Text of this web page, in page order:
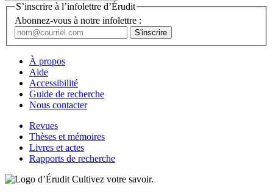
S’inscrire à l’infolettre d’Érudit
Abonnez-vous à notre infolettre :
À propos
Aide
Accessibilité
Guide de recherche
Nous contacter
Revues
Thèses et mémoires
Livres et actes
Rapports de recherche
Cultivez votre savoir.